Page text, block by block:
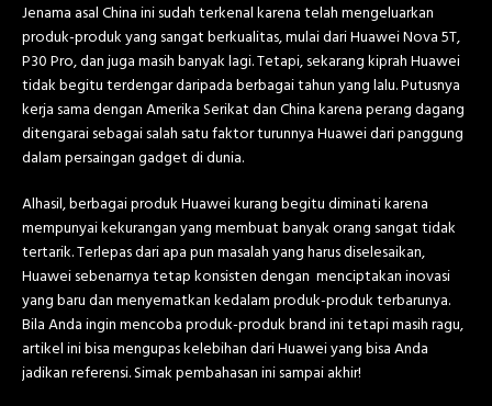
Jenama asal China ini sudah terkenal karena telah mengeluarkan
produk-produk yang sangat berkualitas, mulai dari Huawei Nova 5T,
P30 Pro, dan juga masih banyak lagi. Tetapi, sekarang kiprah Huawei
tidak begitu terdengar daripada berbagai tahun yang lalu. Putusnya
kerja sama dengan Amerika Serikat dan China karena perang dagang
ditengarai sebagai salah satu faktor turunnya Huawei dari panggung
dalam persaingan gadget di dunia.
Alhasil, berbagai produk Huawei kurang begitu diminati karena
mempunyai kekurangan yang membuat banyak orang sangat tidak
tertarik. Terlepas dari apa pun masalah yang harus diselesaikan,
Huawei sebenarnya tetap konsisten dengan menciptakan inovasi
yang baru dan menyematkan kedalam produk-produk terbarunya.
Bila Anda ingin mencoba produk-produk brand ini tetapi masih ragu,
artikel ini bisa mengupas kelebihan dari Huawei yang bisa Anda
jadikan referensi. Simak pembahasan ini sampai akhir!